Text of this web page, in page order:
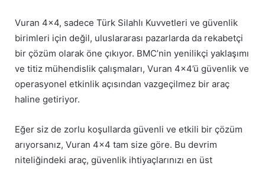
Vuran 4×4, sadece Türk Silahlı Kuvvetleri ve güvenlik
birimleri için değil, uluslararası pazarlarda da rekabetçi
bir çözüm olarak öne çıkıyor. BMC’nin yenilikçi yaklaşımı
ve titiz mühendislik çalışmaları, Vuran 4×4’ü güvenlik ve
operasyonel etkinlik açısından vazgeçilmez bir araç
haline getiriyor.
Eğer siz de zorlu koşullarda güvenli ve etkili bir çözüm
arıyorsanız, Vuran 4×4 tam size göre. Bu devrim
niteliğindeki araç, güvenlik ihtiyaçlarınızı en üst